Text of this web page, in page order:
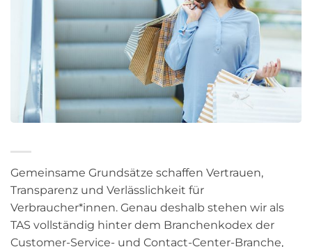
Gemeinsame Grundsätze schaffen Vertrauen,
Transparenz und Verlässlichkeit für
Verbraucher*innen. Genau deshalb stehen wir als
TAS vollständig hinter dem Branchenkodex der
Customer-Service- und Contact-Center-Branche,